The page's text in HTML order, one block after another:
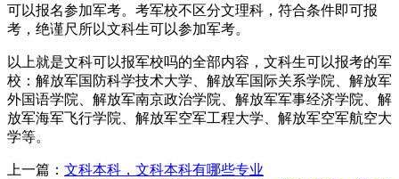
可以报名参加军考。考军校不区分文理科，符合条件即可报
考，绝谨尺所以文科生可以参加军考。
以上就是文科可以报军校吗的全部内容，文科生可以报考的军
校：解放军国防科学技术大学、解放军国际关系学院、解放军
外国语学院、解放军南京政治学院、解放军军事经济学院、解
放军海军飞行学院、解放军空军工程大学、解放军空军航空大
学等。
上一篇： 文科本科，文科本科有哪些专业